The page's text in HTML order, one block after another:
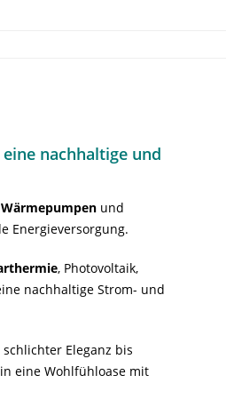
nachhaltige und
Wärmepumpen und
Energieversorgung.
, Photovoltaik,
nachhaltige Strom- und
Eleganz bis
eine Wohlfühloase mit